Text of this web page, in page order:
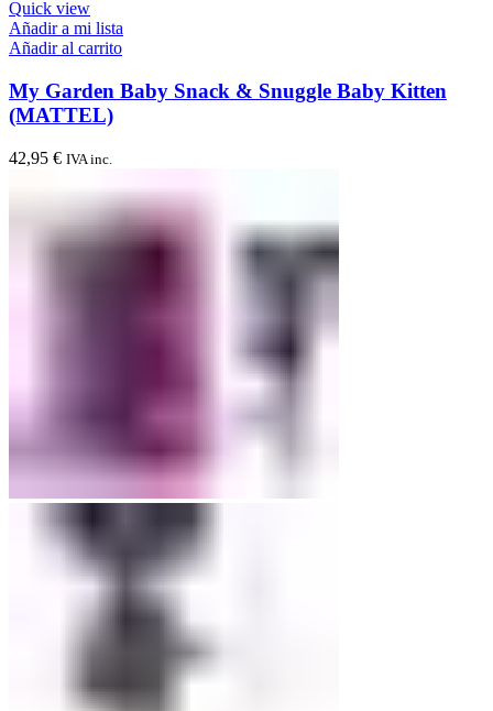
Quick view
Añadir a mi lista
Añadir al carrito
My Garden Baby Snack & Snuggle Baby Kitten
(MATTEL)
42,95 € IVA inc.